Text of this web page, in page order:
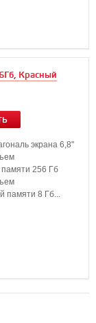
Красный
экрана 6,8"
256 Гб
памяти 8 Гб...